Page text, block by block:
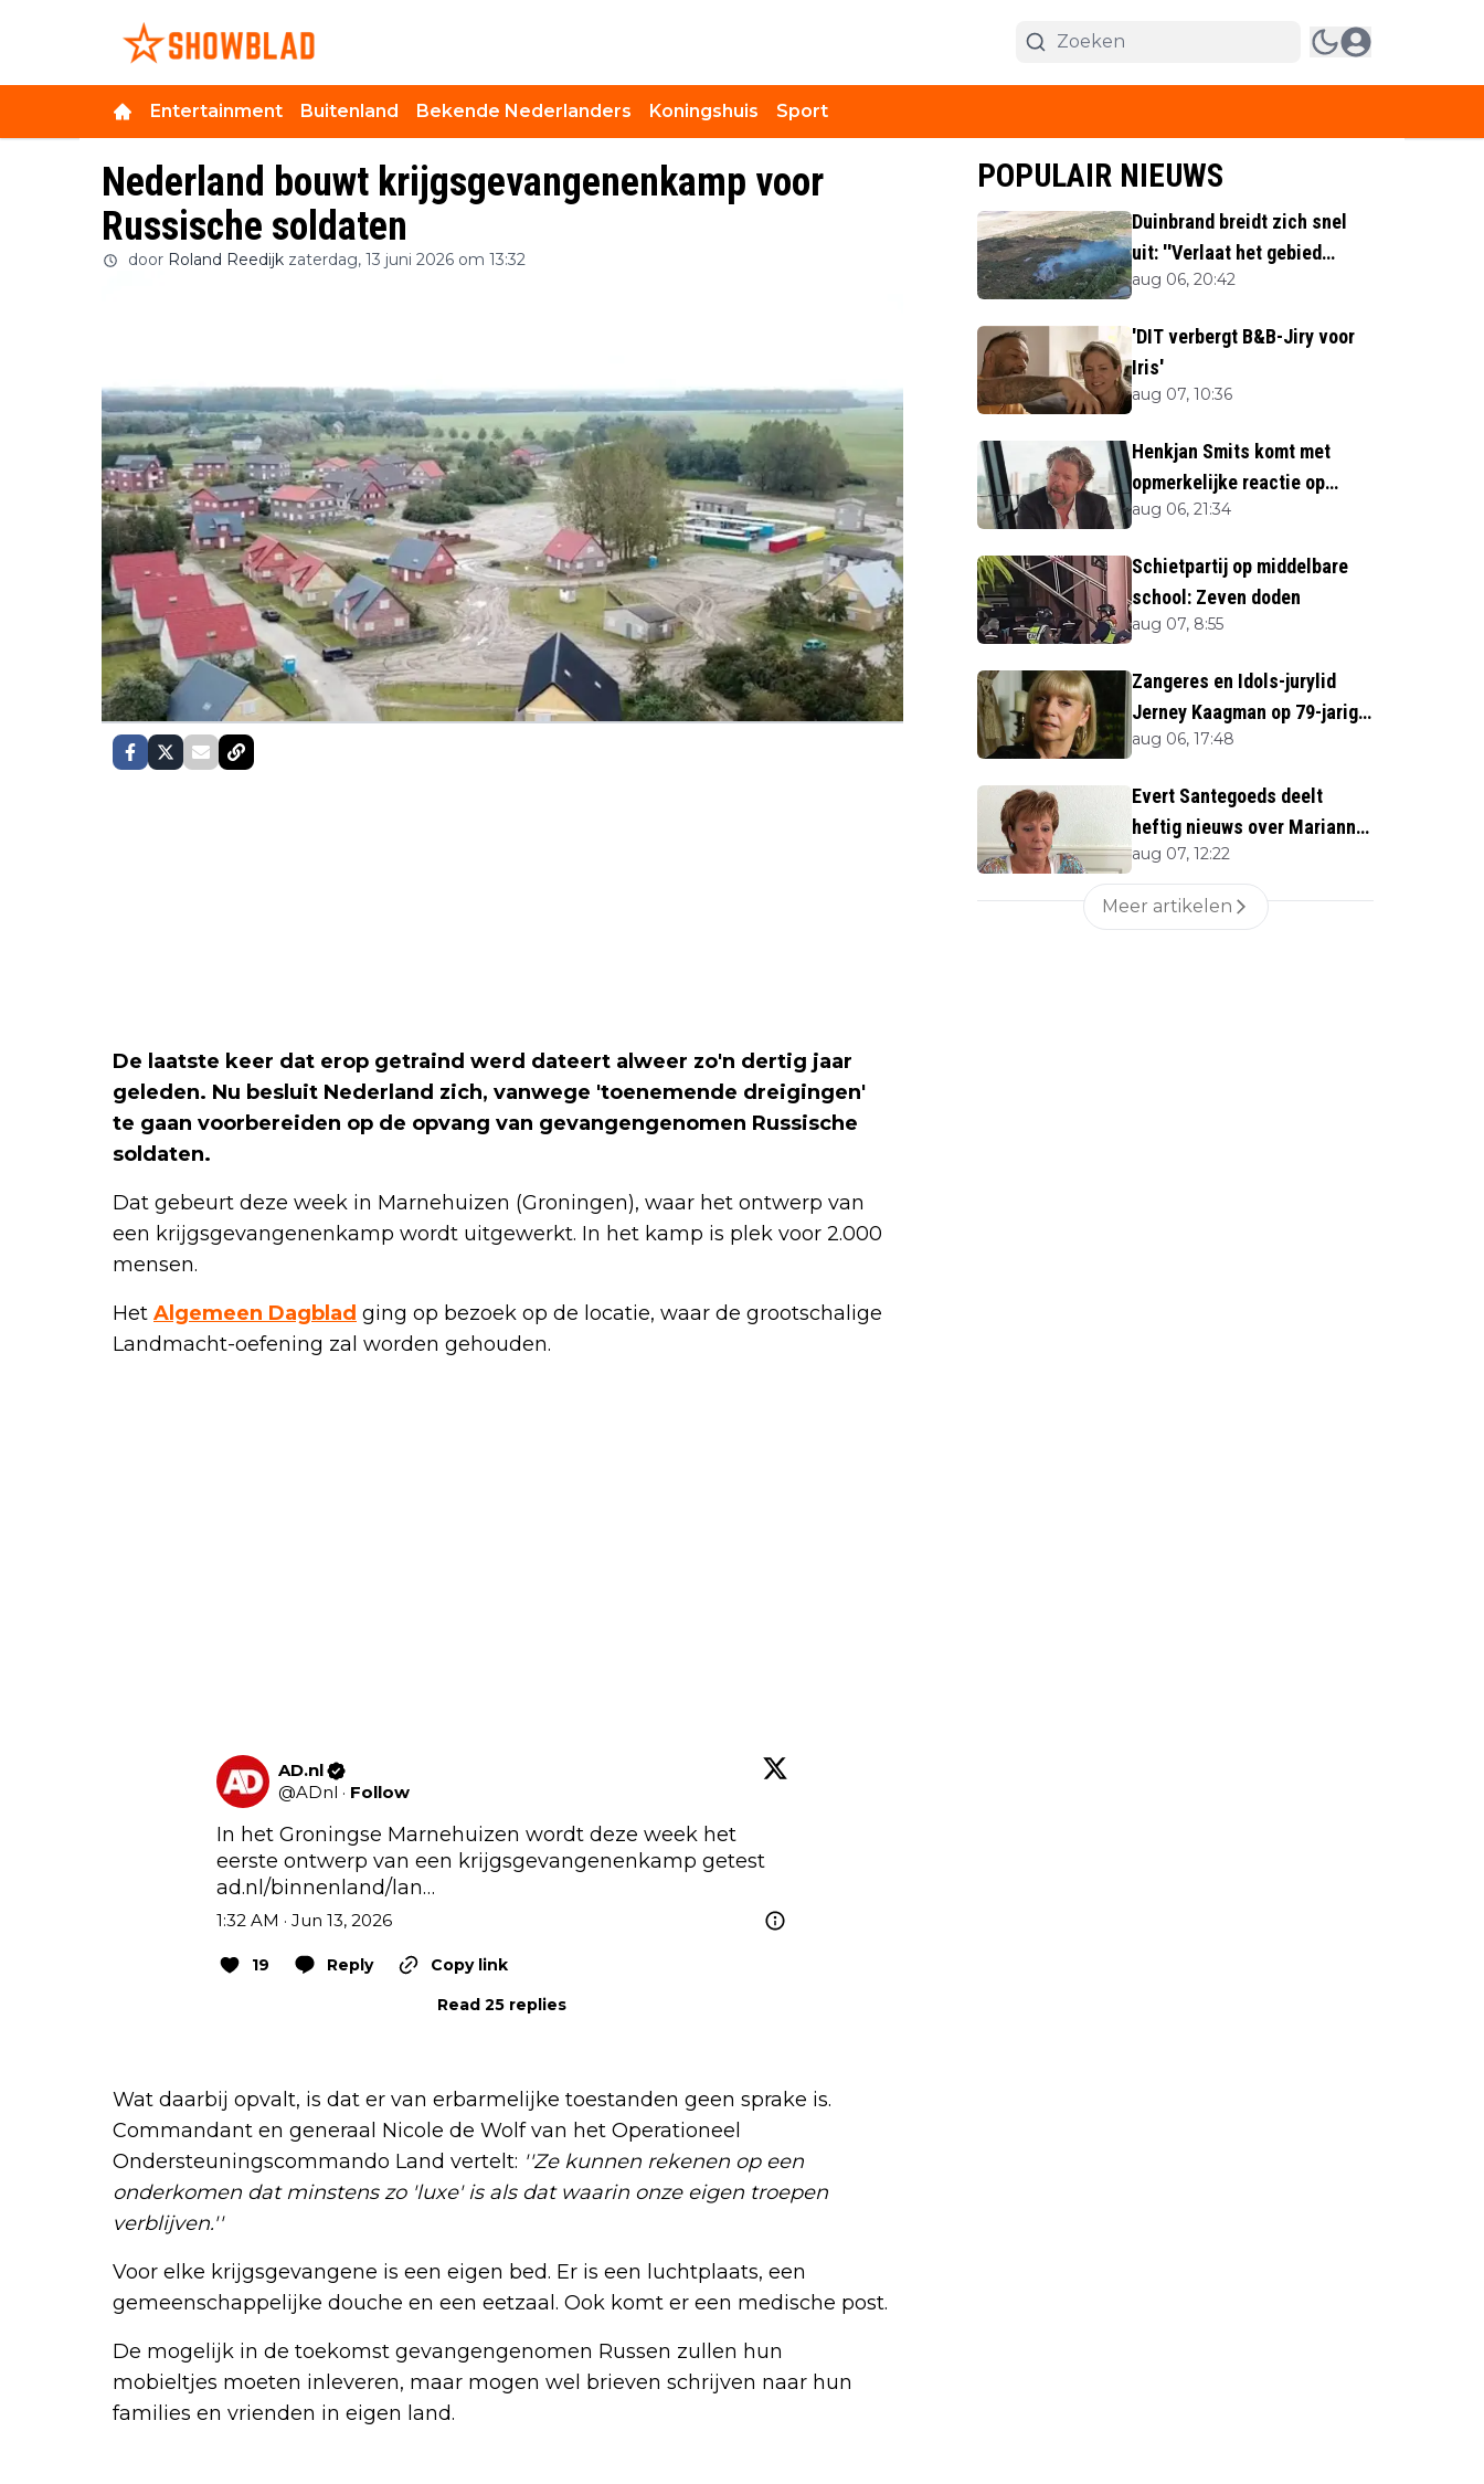
Entertainment Buitenland Bekende Nederlanders Koningshuis Sport
Nederland bouwt krijgsgevangenenkamp voor
Russische soldaten
door Roland Reedijk zaterdag, 13 juni 2026 om 13:32
De laatste keer dat erop getraind werd dateert alweer zo'n dertig jaar
geleden. Nu besluit Nederland zich, vanwege 'toenemende dreigingen'
te gaan voorbereiden op de opvang van gevangengenomen Russische
soldaten.
Dat gebeurt deze week in Marnehuizen (Groningen), waar het ontwerp van
een krijgsgevangenenkamp wordt uitgewerkt. In het kamp is plek voor 2.000
mensen.
Het Algemeen Dagblad ging op bezoek op de locatie, waar de grootschalige
Landmacht-oefening zal worden gehouden.
AD.nl
@ADnl · Follow
In het Groningse Marnehuizen wordt deze week het
eerste ontwerp van een krijgsgevangenenkamp getest
ad.nl/binnenland/lan…
1:32 AM · Jun 13, 2026
19 Reply
Copy link
Read 25 replies
Wat daarbij opvalt, is dat er van erbarmelijke toestanden geen sprake is.
Commandant en generaal Nicole de Wolf van het Operationeel
Ondersteuningscommando Land vertelt: ''Ze kunnen rekenen op een
onderkomen dat minstens zo 'luxe' is als dat waarin onze eigen troepen
verblijven.''
Voor elke krijgsgevangene is een eigen bed. Er is een luchtplaats, een
gemeenschappelijke douche en een eetzaal. Ook komt er een medische post.
De mogelijk in de toekomst gevangengenomen Russen zullen hun
mobieltjes moeten inleveren, maar mogen wel brieven schrijven naar hun
families en vrienden in eigen land.
POPULAIR NIEUWS
Duinbrand breidt zich snel
uit: ''Verlaat het gebied
direct''
aug 06, 20:42
'DIT verbergt B&B-Jiry voor
Iris'
aug 07, 10:36
Henkjan Smits komt met
opmerkelijke reactie op
overlijden Jerney Kaagman
aug 06, 21:34
Schietpartij op middelbare
school: Zeven doden
aug 07, 8:55
Zangeres en Idols-jurylid
Jerney Kaagman op 79-jarige
leeftijd overleden
aug 06, 17:48
Evert Santegoeds deelt
heftig nieuws over Marianne
Weber (70)
aug 07, 12:22
Meer artikelen